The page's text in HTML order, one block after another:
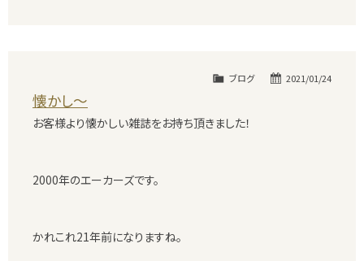
2021/01/24
ブログ
懐かし〜
お客様より懐かしい雑誌をお持ち頂きました！
2000年のエーカーズです。
かれこれ21年前になりますね。